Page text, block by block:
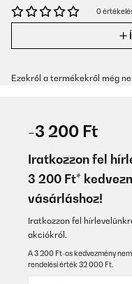
0
Ezekről a termékekről még
-3 200 Ft
Iratkozzon fel
3 200 Ft*
vásárláshoz!
Iratkozzon fel
akciókról.
A 3 200 Ft-os kedvezmény
rendelési érték 32 000 Ft.